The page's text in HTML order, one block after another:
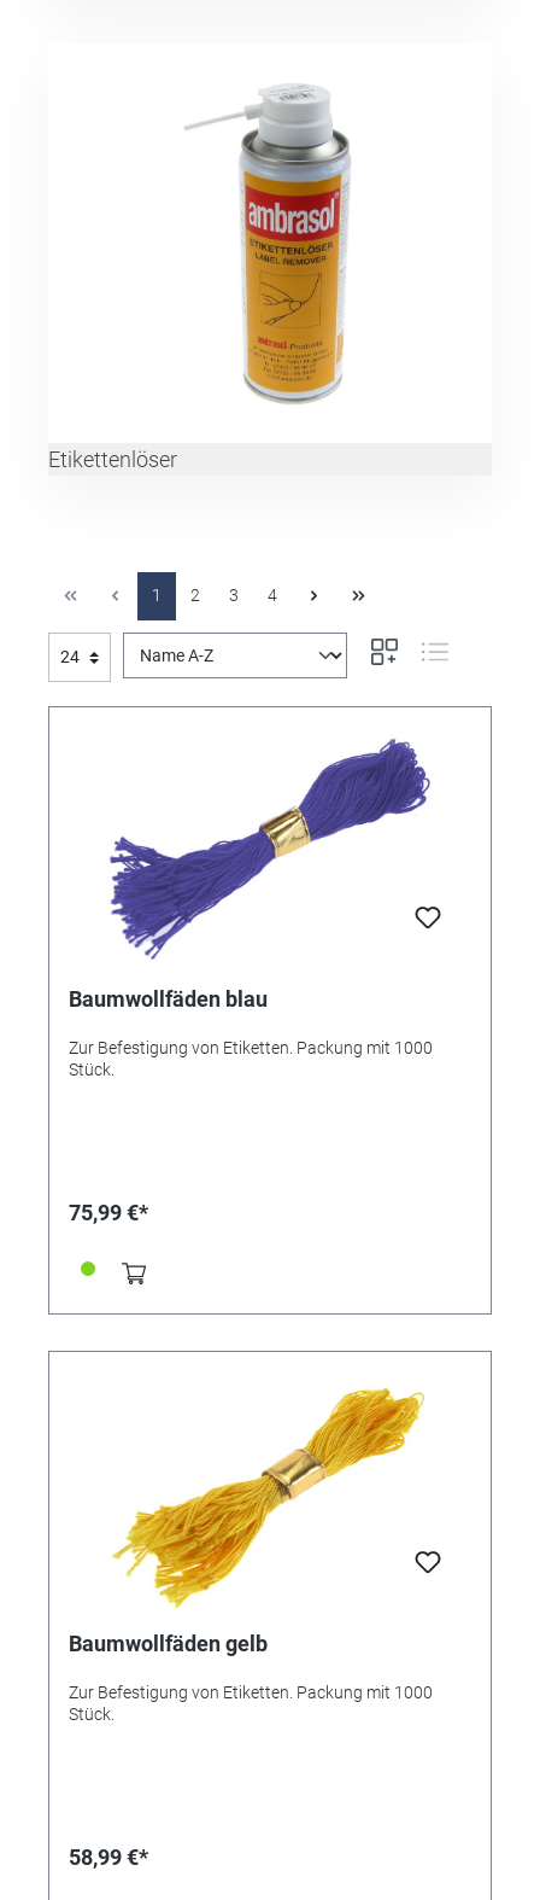
Etikettenlöser
1 2 3 4
Baumwollfäden blau
Zur Befestigung von Etiketten. Packung mit 1000
Stück.
75,99 €*
Baumwollfäden gelb
Zur Befestigung von Etiketten. Packung mit 1000
Stück.
58,99 €*